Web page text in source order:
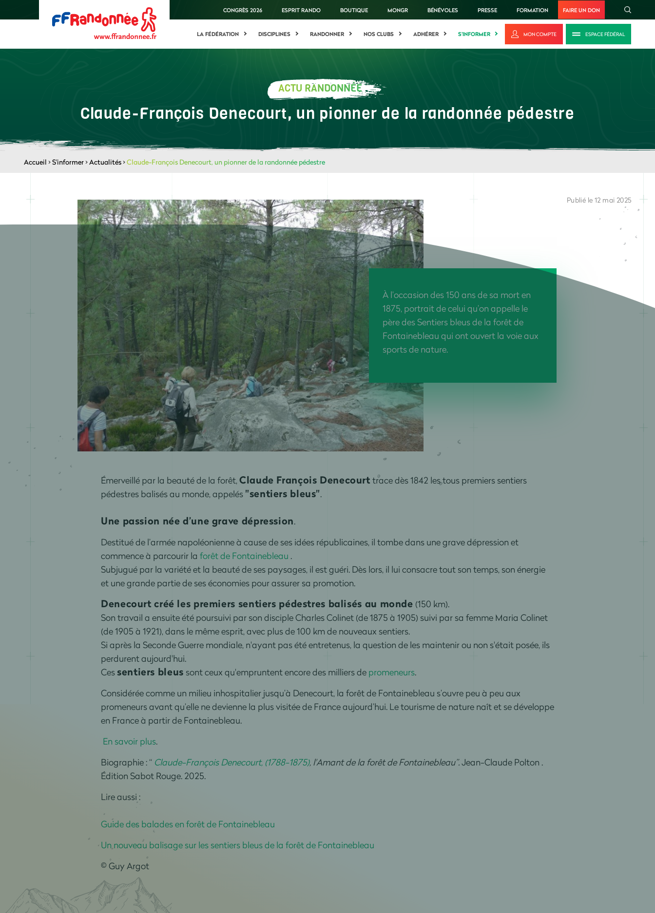
CONGRÈS 2026 ESPRIT RANDO BOUTIQUE MONGR BÉNÉVOLES PRESSE FORMATION FAIRE UN DON
LA FÉDÉRATION DISCIPLINES RANDONNER NOS CLUBS ADHÉRER S'INFORMER MON COMPTE ESPACE FÉDÉRAL
ACTU RANDONNÉE
Claude-François Denecourt, un pionner de la randonnée pédestre
Accueil >S'informer>Actualités>Claude-François Denecourt, un pionner de la randonnée pédestre
À l’occasion des 150 ans de sa mort en
1875, portrait de celui qu’on appelle le
père des Sentiers bleus de la forêt de
Fontainebleau qui ont ouvert la voie aux
sports de nature.
Publié le 12 mai 2025
Émerveillé par la beauté de la forêt,Claude François Denecourt trace dès 1842 les tous premiers sentiers
pédestres balisés au monde, appelés "sentiers bleus".
Une passion née d’une grave dépression.
Destitué de l’armée napoléonienne à cause de ses idées républicaines, il tombe dans une grave dépression et
commence à parcourir la forêt de Fontainebleau .
Subjugué par la variété et la beauté de ses paysages, il est guéri. Dès lors, il lui consacre tout son temps, son énergie
et une grande partie de ses économies pour assurer sa promotion.
Denecourt créé les premiers sentiers pédestres balisés au monde (150 km).
Son travail a ensuite été poursuivi par son disciple Charles Colinet (de 1875 à 1905) suivi par sa femme Maria Colinet
(de 1905 à 1921), dans le même esprit, avec plus de 100 km de nouveaux sentiers.
Si après la Seconde Guerre mondiale, n'ayant pas été entretenus, la question de les maintenir ou non s'était posée, ils
perdurent aujourd'hui.
Cessentiers bleus sont ceux qu'empruntent encore des milliers de promeneurs.
Considérée comme un milieu inhospitalier jusqu’à Denecourt, la forêt de Fontainebleau s’ouvre peu à peu aux
promeneurs avant qu’elle ne devienne la plus visitée de France aujourd’hui. Le tourisme de nature naît et se développe
en France à partir de Fontainebleau.
En savoir plus.
Biographie : “ Claude-François Denecourt, (1788-1875), l'Amant de la forêt de Fontainebleau”.Jean-Claude Polton .
Édition Sabot Rouge. 2025.
Lire aussi :
Guide des balades en forêt de Fontainebleau
Un nouveau balisage sur les sentiers bleus de la forêt de Fontainebleau
© Guy Argot